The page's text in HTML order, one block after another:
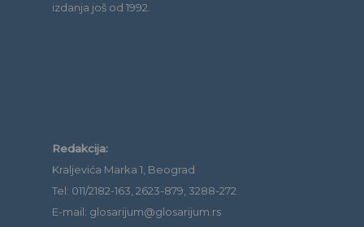
izdanja još od 1992.
Redakcija:
Kraljevića Marka 1, Beograd
Tel: 011/2182-163, 2623-879, 3288-272
E-mail: glosarijum@glosarijum.rs